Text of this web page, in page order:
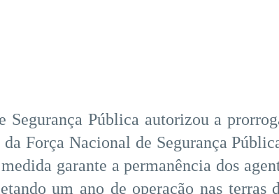
Segurança Pública autorizou a
Força Nacional de Segurança
garante a permanência dos
um ano de operação nas terras